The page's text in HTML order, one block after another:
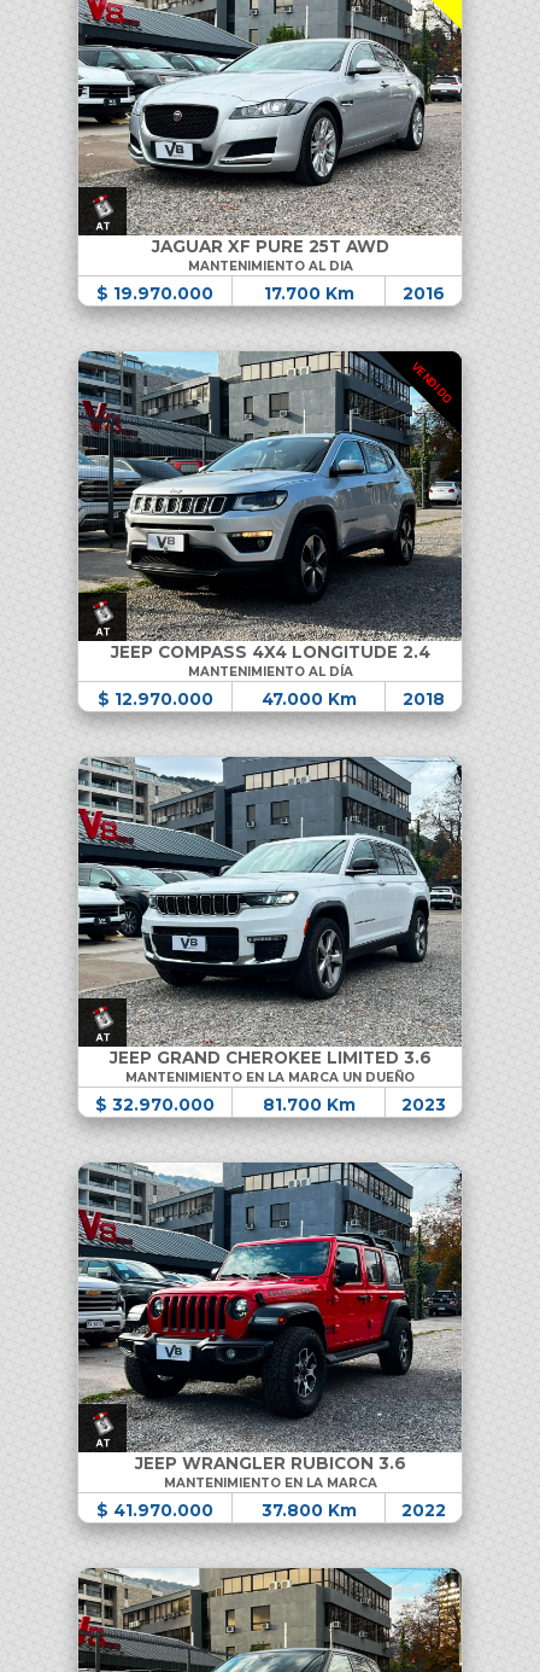
JAGUAR XF PURE 25T AWD
MANTENIMIENTO AL DIA
$ 19.970.000 17.700 Km 2016
VENDIDO
JEEP COMPASS 4X4 LONGITUDE 2.4
MANTENIMIENTO AL DÍA
$ 12.970.000 47.000 Km 2018
JEEP GRAND CHEROKEE LIMITED 3.6
MANTENIMIENTO EN LA MARCA UN DUEÑO
$ 32.970.000 81.700 Km 2023
JEEP WRANGLER RUBICON 3.6
MANTENIMIENTO EN LA MARCA
$ 41.970.000 37.800 Km 2022